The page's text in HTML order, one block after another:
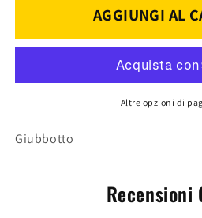
NERO
M
NERO
AGGIUNGI AL
Altre opzioni di
Giubbotto
Recensioni